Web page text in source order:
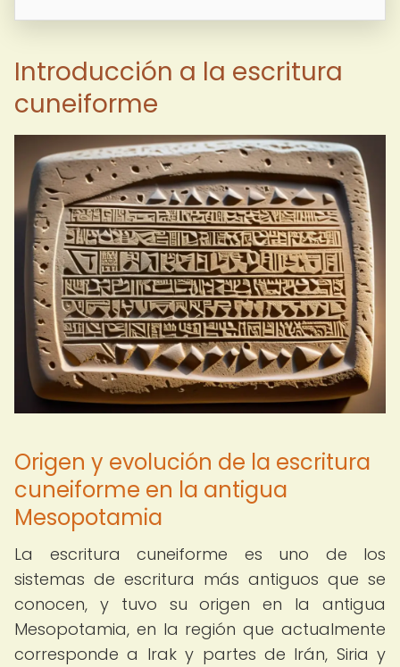
Introducción a la escritura
cuneiforme
Origen y evolución de la escritura
cuneiforme en la antigua
Mesopotamia
La escritura cuneiforme es uno de los
sistemas de escritura más antiguos que se
conocen, y tuvo su origen en la antigua
Mesopotamia, en la región que actualmente
corresponde a Irak y partes de Irán, Siria y